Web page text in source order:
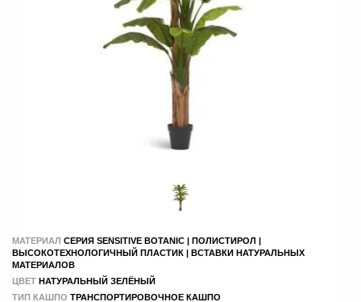
МАТЕРИАЛ СЕРИЯ SENSITIVE BOTANIC | ПОЛИСТИРОЛ |
ВЫСОКОТЕХНОЛОГИЧНЫЙ ПЛАСТИК | ВСТАВКИ НАТУРАЛЬНЫХ
МАТЕРИАЛОВ
ЦВЕТ НАТУРАЛЬНЫЙ ЗЕЛЁНЫЙ
ТИП КАШПО ТРАНСПОРТИРОВОЧНОЕ КАШПО